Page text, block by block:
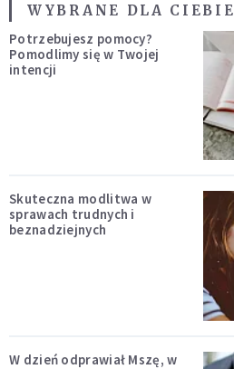
WYBRANE DLA CIEBIE
Potrzebujesz pomocy?
Pomodlimy się w Twojej
intencji
Skuteczna modlitwa w
sprawach trudnych i
beznadziejnych
W dzień odprawiał Mszę, w